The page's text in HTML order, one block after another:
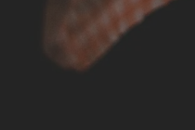
Niezbędne pliki cookie